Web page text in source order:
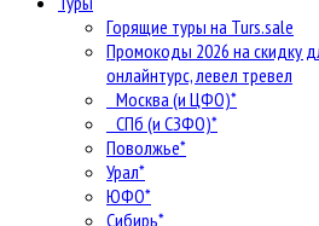
Горящие туры на Turs.sale
Промокоды 2026 на скидку
онлайнтурс, левел тревел
Москва (и ЦФО)*
СПб (и СЗФО)*
Поволжье*
Урал*
ЮФО*
Сибирь*